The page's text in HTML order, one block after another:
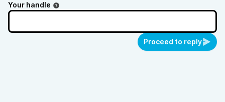
Your handle
Proceed to reply